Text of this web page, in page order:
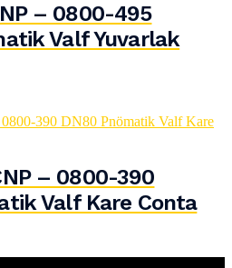
– 0800-495
Valf Yuvarlak
– 0800-390
Valf Kare Conta